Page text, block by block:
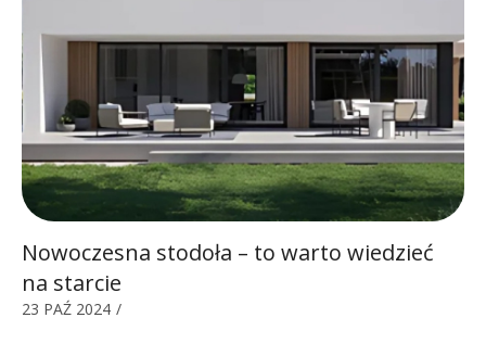
Nowoczesna stodoła – to warto wiedzieć
na starcie
23 PAŹ 2024 /